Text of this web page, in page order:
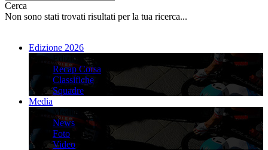
Cerca
Non sono stati trovati risultati per la tua ricerca...
Edizione 2026
Edizione 2026
Recap Corsa
Classifiche
Squadre
Media
Media
News
Foto
Video